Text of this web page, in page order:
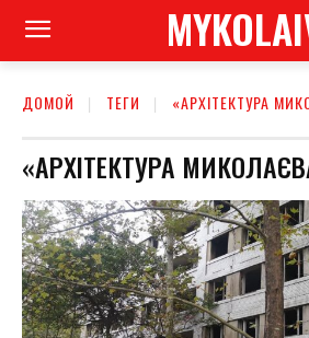
ДОМОЙ ТЕГИ «АРХІТЕКТУРА
«АРХІТЕКТУРА